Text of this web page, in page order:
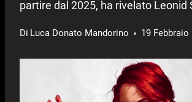
partire dal 2025, ha rivelato Leonid
Di Luca Donato Mandorino 19 Febbraio